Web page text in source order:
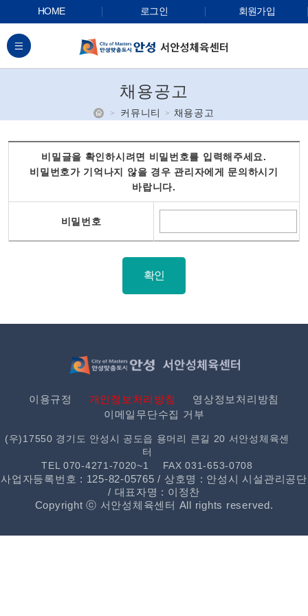
HOME 로그인 회원가입
전체메뉴
홈 커뮤니티 채용공고
채용공고
비밀글을 확인하시려면 비밀번호를 입력해주세요.
비밀번호가 기억나지 않을 경우 관리자에게 문의하시기
바랍니다.
비밀번호
이용규정 개인정보처리방침
영상정보처리방침
이메일무단수집 거부
(우)17550 경기도 안성시 공도읍 용머리 큰길 20 서안성체육센
터
TEL 070-4271-7020~1
FAX 031-653-0708
사업자등록번호 : 125-82-05765 / 상호명 : 안성시 시설관리공단
/ 대표자명 : 이정찬
Copyright ⓒ 서안성체육센터 All rights reserved.